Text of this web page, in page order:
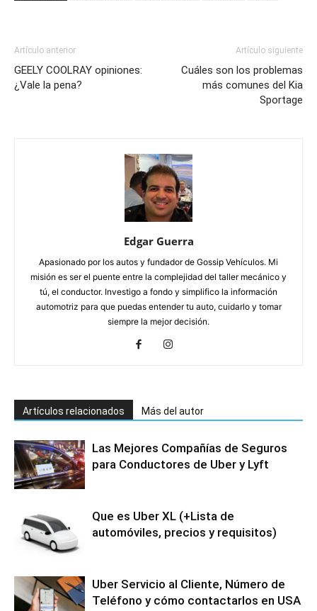
Artículo anterior
GEELY COOLRAY opiniones:
¿Vale la pena?
Artículo siguiente
Cuáles son los problemas
más comunes del Kia
Sportage
Edgar Guerra
Apasionado por los autos y fundador de Gossip Vehículos. Mi
misión es ser el puente entre la complejidad del taller mecánico y
tú, el conductor. Investigo a fondo y simplifico la información
automotriz para que puedas entender tu auto, cuidarlo y tomar
siempre la mejor decisión.
Artículos relacionados Más del autor
Las Mejores Compañías de Seguros
para Conductores de Uber y Lyft
Que es Uber XL (+Lista de
automóviles, precios y requisitos)
Uber Servicio al Cliente, Número de
Teléfono y cómo contactarlos en USA